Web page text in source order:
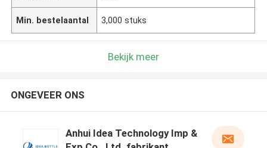
Min. bestelaantal 3,000 stuks
Bekijk meer
ONGEVEER ONS
Anhui Idea Technology Imp &